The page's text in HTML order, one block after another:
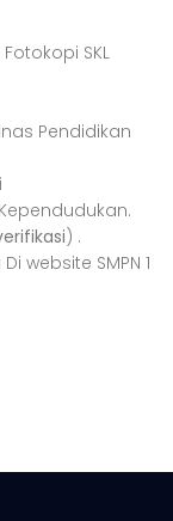
SKL
Pendidikan
) .
website SMPN 1